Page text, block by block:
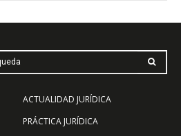
ACTUALIDAD JURÍDICA
PRÁCTICA JURÍDICA